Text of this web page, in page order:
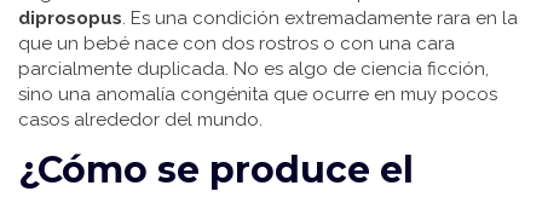
diprosopus. Es una condición extremadamente rara en la
que un bebé nace con dos rostros o con una cara
parcialmente duplicada. No es algo de ciencia ficción,
sino una anomalía congénita que ocurre en muy pocos
casos alrededor del mundo.
¿Cómo se produce el